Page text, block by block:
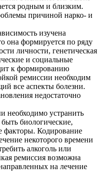
родным и близким.
причиной нарко- и
изучена
она формируется по ряду
личности, генетическая
и социальные
к формированию
ремиссии необходим
все аспекты болезни.
недостаточно
необходимо устранить
биологические,
факторы. Кодирование
некоторого времени
алкоголь или
ремиссия возможна
на лечение